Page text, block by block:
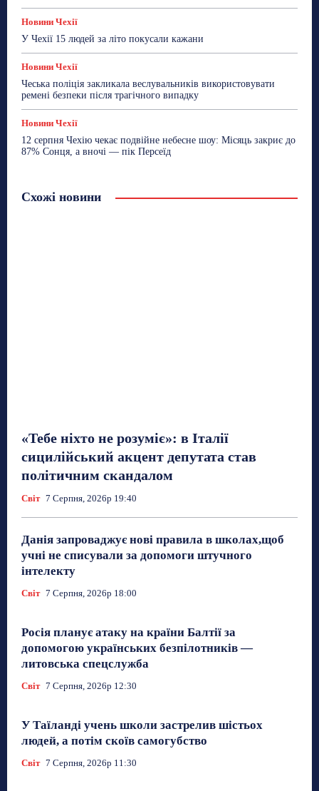
Новини Чехії
У Чехії 15 людей за літо покусали кажани
Новини Чехії
Чеська поліція закликала веслувальників використовувати
ремені безпеки після трагічного випадку
Новини Чехії
12 серпня Чехію чекає подвійне небесне шоу: Місяць закриє до
87% Сонця, а вночі — пік Персеїд
Схожі новини
«Тебе ніхто не розуміє»: в Італії
сицилійський акцент депутата став
політичним скандалом
Світ 7 Серпня, 2026р 19:40
Данія запроваджує нові правила в школах,щоб
учні не списували за допомоги штучного
інтелекту
Світ 7 Серпня, 2026р 18:00
Росія планує атаку на країни Балтії за
допомогою українських безпілотників —
литовська спецслужба
Світ 7 Серпня, 2026р 12:30
У Таїланді учень школи застрелив шістьох
людей, а потім скоїв самогубство
Світ 7 Серпня, 2026р 11:30